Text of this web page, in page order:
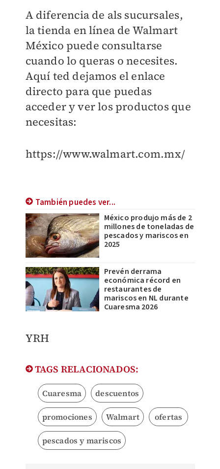
A diferencia de als sucursales,
la tienda en línea de Walmart
México puede consultarse
cuando lo queras o necesites.
Aquí ted dejamos el enlace
directo para que puedas
acceder y ver los productos que
necesitas:
https://www.walmart.com.mx/
También puedes ver...
México produjo más de 2
millones de toneladas de
pescados y mariscos en
2025
Prevén derrama
económica récord en
restaurantes de
mariscos en NL durante
Cuaresma 2026
YRH
TAGS RELACIONADOS:
Cuaresma descuentos
promociones Walmart ofertas
pescados y mariscos